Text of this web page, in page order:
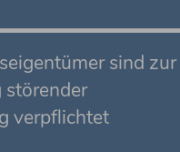
sind zur
störender
verpflichtet